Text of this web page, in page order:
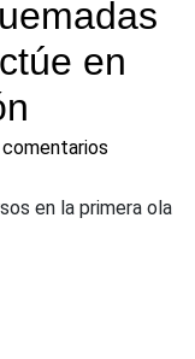
en
comentarios
en la primera ola